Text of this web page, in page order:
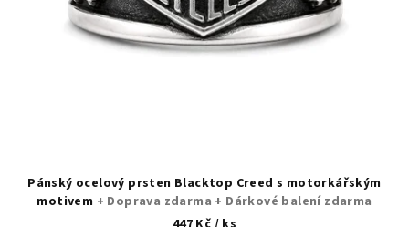
Pánský ocelový prsten Blacktop Creed s motorkářským
motivem + Doprava zdarma + Dárkové balení zdarma